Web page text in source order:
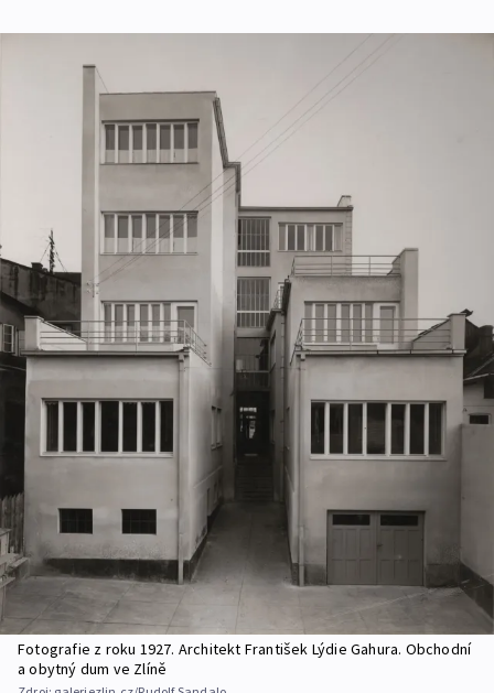
Fotografie z roku 1927. Architekt František Lýdie Gahura. Obchodní
a obytný dum ve Zlíně